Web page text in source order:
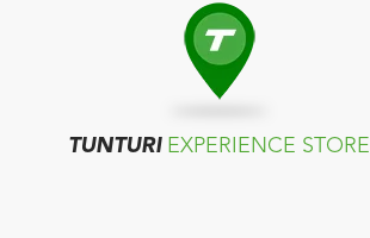
TUNTURI EXPERIENCE STORE